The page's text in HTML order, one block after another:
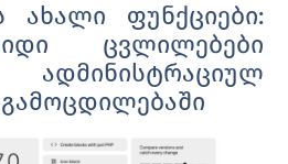
ახალი ფუნქციები:
ცვლილებები
ადმინისტრაციულ